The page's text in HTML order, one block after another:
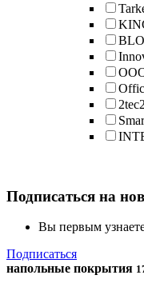
ООО
2tec2
Подписаться на
Вы первым
Подписаться
напольные покрытия